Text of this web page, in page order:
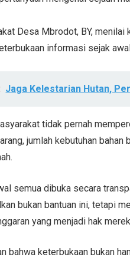
Desa Mbrodot, BY,
informasi sejak
Jaga Kelestarian Hutan,
tidak pernah
jumlah kebutuhan
semua dibuka secara
bukan bantuan ini, tetapi
yang menjadi hak
bahwa keterbukaan bukan